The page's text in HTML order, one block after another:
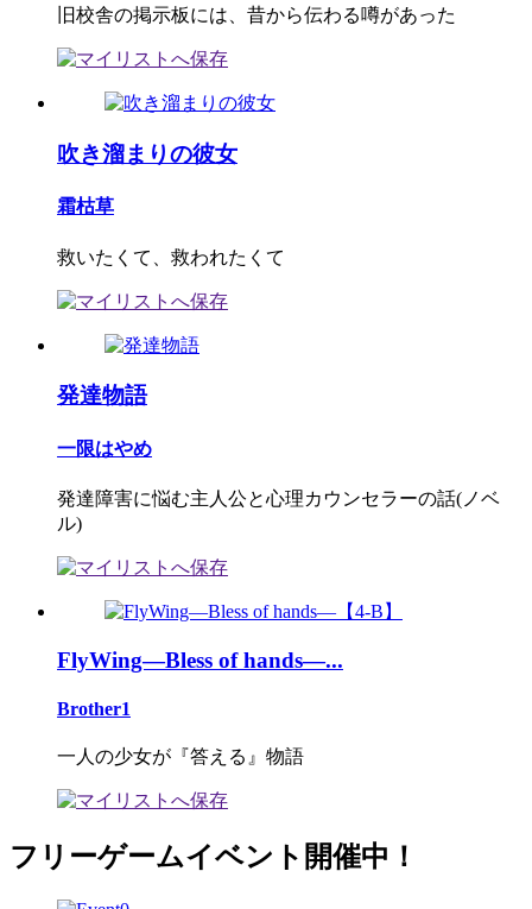
旧校舎の掲示板には、昔から伝わる噂があった
吹き溜まりの彼女
霜枯草
救いたくて、救われたくて
発達物語
一限はやめ
発達障害に悩む主人公と心理カウンセラーの話(ノベ
ル)
FlyWing―Bless of hands―...
Brother1
一人の少女が『答える』物語
フリーゲームイベント開催中！